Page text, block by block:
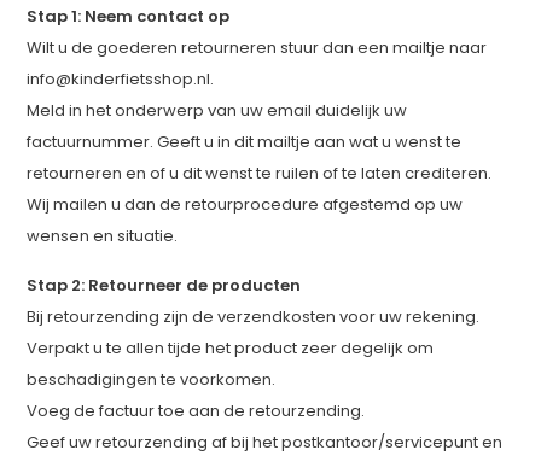
Stap 1: Neem contact op
Wilt u de goederen retourneren stuur dan een mailtje naar
info@kinderfietsshop.nl.
Meld in het onderwerp van uw email duidelijk uw
factuurnummer. Geeft u in dit mailtje aan wat u wenst te
retourneren en of u dit wenst te ruilen of te laten crediteren.
Wij mailen u dan de retourprocedure afgestemd op uw
wensen en situatie.
Stap 2: Retourneer de producten
Bij retourzending zijn de verzendkosten voor uw rekening.
Verpakt u te allen tijde het product zeer degelijk om
beschadigingen te voorkomen.
Voeg de factuur toe aan de retourzending.
Geef uw retourzending af bij het postkantoor/servicepunt en